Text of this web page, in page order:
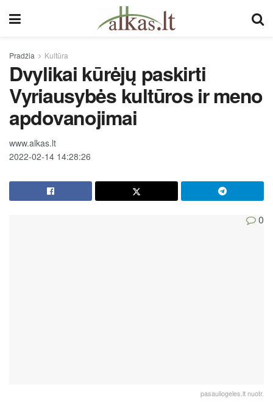
Pradžia Kultūra
Dvylikai kūrėjų paskirti
Vyriausybės kultūros ir meno
apdovanojimai
www.alkas.lt
2022-02-14 14:28:26
0
pasauliogeles.lt nuotr.